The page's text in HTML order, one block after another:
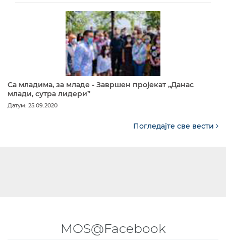
Са младима, за младе - Завршен пројекат „Данас
млади, сутра лидери”
Датум: 25.09.2020
Погледајте све вести
MOS@Facebook